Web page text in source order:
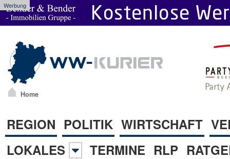
Werbung
Home
REGION POLITIK WIRTSCHAFT
LOKALES
TERMINE RLP